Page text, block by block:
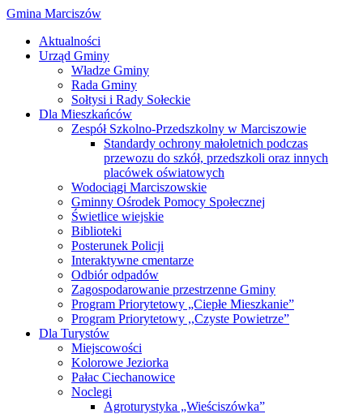
Gmina Marciszów
Aktualności
Urząd Gminy
Władze Gminy
Rada Gminy
Sołtysi i Rady Sołeckie
Dla Mieszkańców
Zespół Szkolno-Przedszkolny w Marciszowie
Standardy ochrony małoletnich podczas
przewozu do szkół, przedszkoli oraz innych
placówek oświatowych
Wodociągi Marciszowskie
Gminny Ośrodek Pomocy Społecznej
Świetlice wiejskie
Biblioteki
Posterunek Policji
Interaktywne cmentarze
Odbiór odpadów
Zagospodarowanie przestrzenne Gminy
Program Priorytetowy „Ciepłe Mieszkanie”
Program Priorytetowy ,,Czyste Powietrze”
Dla Turystów
Miejscowości
Kolorowe Jeziorka
Pałac Ciechanowice
Noclegi
Agroturystyka „Wieściszówka”